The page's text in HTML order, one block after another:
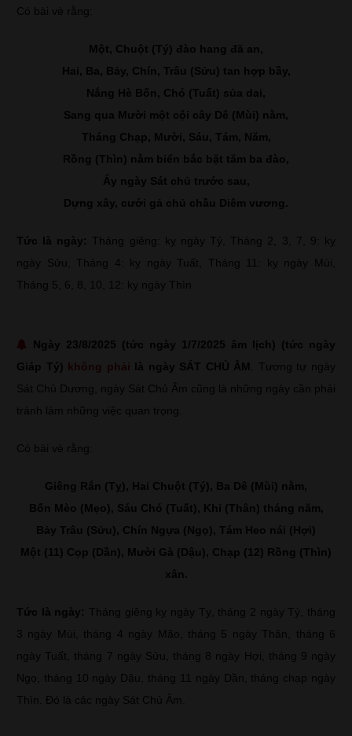
Có bài vè rằng:
Một, Chuột (Tý) đào hang đã an,
Hai, Ba, Bảy, Chín, Trâu (Sửu) tan hợp bầy,
Nắng Hè Bốn, Chó (Tuất) sủa dai,
Sang qua Mười một cội cây Dê (Mùi) nằm,
Tháng Chạp, Mười, Sáu, Tám, Năm,
Rồng (Thìn) nằm biển bắc bặt tăm ba đào,
Ấy ngày Sát chủ trước sau,
Dựng xây, cưới gả chủ chầu Diêm vương.
Tức là ngày: Tháng giêng: kỵ ngày Tý, Tháng 2, 3, 7, 9: kỵ
ngày Sửu, Tháng 4: kỵ ngày Tuất, Tháng 11: kỵ ngày Mùi,
Tháng 5, 6, 8, 10, 12: kỵ ngày Thìn
Ngày 23/8/2025 (tức ngày 1/7/2025 âm lịch) (tức ngày
Giáp Tý) không phải là ngày SÁT CHỦ ÂM
. Tương tự ngày
Sát Chủ Dương, ngày Sát Chủ Âm cũng là những ngày cần phải
tránh làm những việc quan trọng.
Có bài vè rằng:
Giêng Rắn (Tỵ), Hai Chuột (Tý), Ba Dê (Mùi) nằm,
Bốn Mèo (Mẹo), Sáu Chó (Tuất), Khỉ (Thân) tháng năm,
Bảy Trâu (Sửu), Chín Ngựa (Ngọ), Tám Heo nái (Hợi)
Một (11) Cọp (Dần), Mười Gà (Dậu), Chạp (12) Rồng (Thìn)
xân.
Tức là ngày: Tháng giêng kỵ ngày Tỵ, tháng 2 ngày Tý, tháng
3 ngày Mùi, tháng 4 ngày Mão, tháng 5 ngày Thân, tháng 6
ngày Tuất, tháng 7 ngày Sửu, tháng 8 ngày Hợi, tháng 9 ngày
Ngọ, tháng 10 ngày Dậu, tháng 11 ngày Dần, tháng chạp ngày
Thìn. Đó là các ngày Sát Chủ Âm.